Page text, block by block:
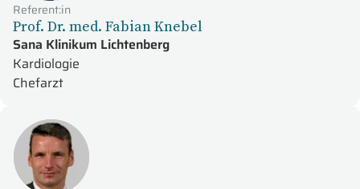
Referent:in
Prof. Dr. med. Fabian Knebel
Sana Klinikum Lichtenberg
Kardiologie
Chefarzt